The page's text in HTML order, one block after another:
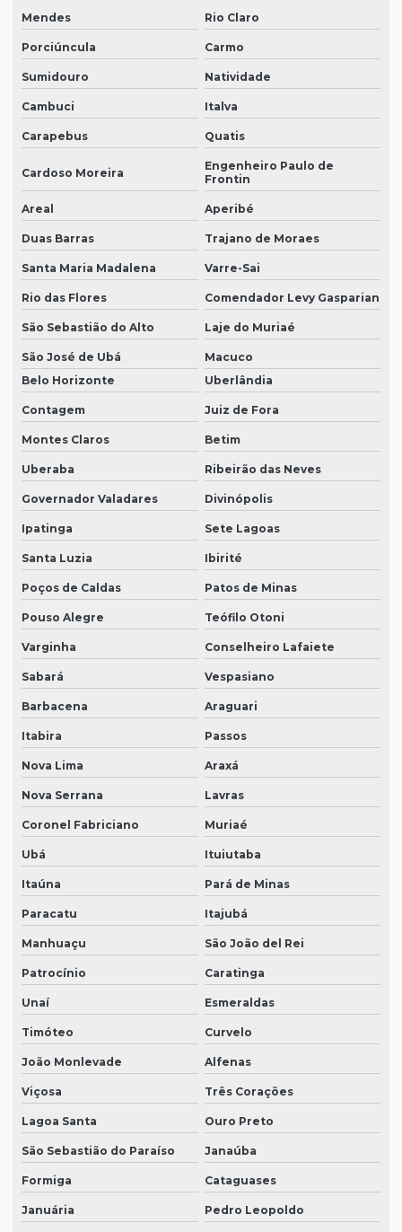
Mendes Rio Claro
Porciúncula Carmo
Sumidouro Natividade
Cambuci Italva
Carapebus Quatis
Cardoso Moreira
Engenheiro Paulo de
Frontin
Areal Aperibé
Duas Barras Trajano de Moraes
Santa Maria Madalena Varre-Sai
Rio das Flores Comendador Levy Gasparian
São Sebastião do Alto Laje do Muriaé
São José de Ubá
Macuco
Belo Horizonte
Uberlândia
Contagem Juiz de Fora
Montes Claros Betim
Uberaba Ribeirão das Neves
Governador Valadares Divinópolis
Ipatinga Sete Lagoas
Santa Luzia Ibirité
Poços de Caldas Patos de Minas
Pouso Alegre Teófilo Otoni
Varginha Conselheiro Lafaiete
Sabará Vespasiano
Barbacena Araguari
Itabira Passos
Nova Lima Araxá
Nova Serrana Lavras
Coronel Fabriciano Muriaé
Ubá Ituiutaba
Itaúna Pará de Minas
Paracatu Itajubá
Manhuaçu São João del Rei
Patrocínio Caratinga
Unaí Esmeraldas
Timóteo Curvelo
João Monlevade Alfenas
Viçosa Três Corações
Lagoa Santa Ouro Preto
São Sebastião do Paraíso Janaúba
Formiga Cataguases
Januária Pedro Leopoldo